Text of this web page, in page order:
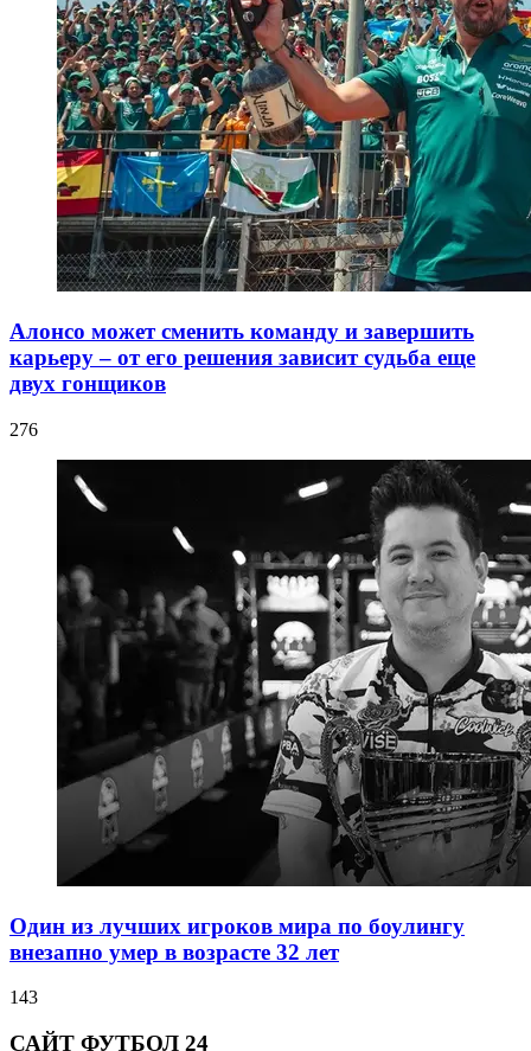
Алонсо может сменить команду и завершить
карьеру – от его решения зависит судьба еще
двух гонщиков
276
Один из лучших игроков мира по боулингу
внезапно умер в возрасте 32 лет
143
САЙТ ФУТБОЛ 24